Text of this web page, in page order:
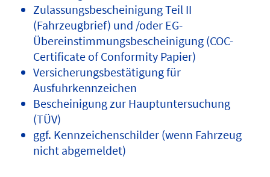
Zulassungsbescheinigung Teil II
(Fahrzeugbrief) und /oder EG-
Übereinstimmungsbescheinigung (COC-
Certificate of Conformity Papier)
Versicherungsbestätigung für
Ausfuhrkennzeichen
Bescheinigung zur Hauptuntersuchung
(TÜV)
ggf. Kennzeichenschilder (wenn Fahrzeug
nicht abgemeldet)